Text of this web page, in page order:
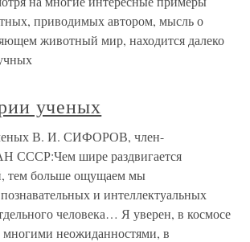
приводимых автором, мысль о
животный мир, находится далеко
ученых
В. И. СИФОРОВ, член-
СССР:Чем шире раздвигается
тем больше ощущаем мы
и интеллектуальных
человека… Я уверен, в космосе
многими неожиданностями, в